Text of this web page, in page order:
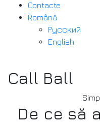
Contacte
Română
Русский
English
Call Ball
De ce să